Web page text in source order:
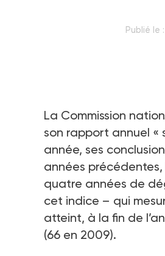
Publié le :
La Commission
son rapport annuel «
année, ses
années précédentes,
quatre années de
cet indice – qui
atteint, à la fin de
(66 en 2009).